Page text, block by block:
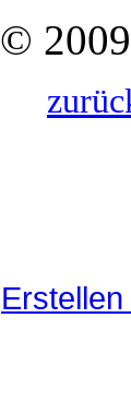
©